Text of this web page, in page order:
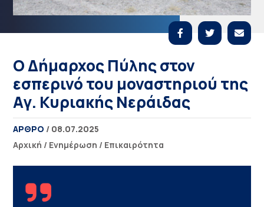
Ο Δήμαρχος Πύλης στον
εσπερινό του μοναστηριού της
Αγ. Κυριακής Νεράιδας
ΑΡΘΡΟ / 08.07.2025
Αρχική / Ενημέρωση / Επικαιρότητα